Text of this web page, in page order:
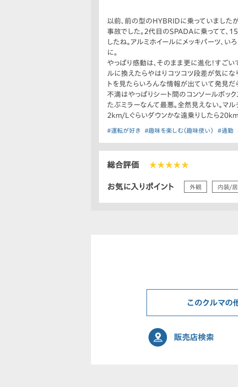
以前、前の型のHYBRIDに乗っていました
事故でした。2代目のSPADAに乗ってて、
したね。アルミホイールにメッキパーツ、
に。
やっぱり感動は、そのまま更に進化！すご
ルに換えたらやはりコツコツ段差が気にな
トを見たらいろんな情報が出ていて発見だ
不満はやっぱりシート間のコンソールボッ
たぶミラーなんて最悪。全然見えない。マ
2km/Lぐらいダウンかな遠乗りしたら20km/
#運転が好き #趣味を楽しむ（趣味使い） #通勤
総合評価 ★★★★★
お気に入りポイント 外観 内装/
このクルマの
販売店検索